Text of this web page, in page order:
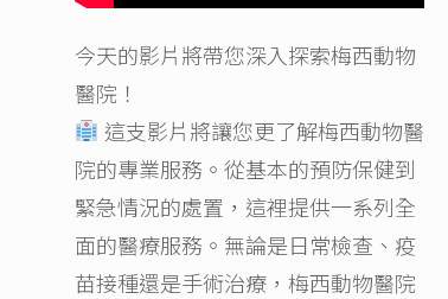
今天的影片將帶您深入探索梅西動物
醫院！
這支影片將讓您更了解梅西動物醫
院的專業服務。從基本的預防保健到
緊急情況的處置，這裡提供一系列全
面的醫療服務。無論是日常檢查、疫
苗接種還是手術治療，梅西動物醫院